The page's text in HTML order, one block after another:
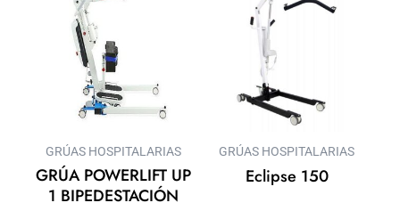
GRÚAS HOSPITALARIAS
GRÚA POWERLIFT UP
1 BIPEDESTACIÓN
GRÚAS HOSPITALARIAS
Eclipse 150